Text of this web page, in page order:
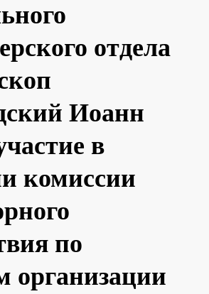
отдела
Иоанн
в
комиссии
по
организации